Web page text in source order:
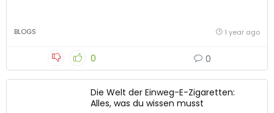
BLOGS 1 year ago
0 0
Die Welt der Einweg-E-Zigaretten:
Alles, was du wissen musst